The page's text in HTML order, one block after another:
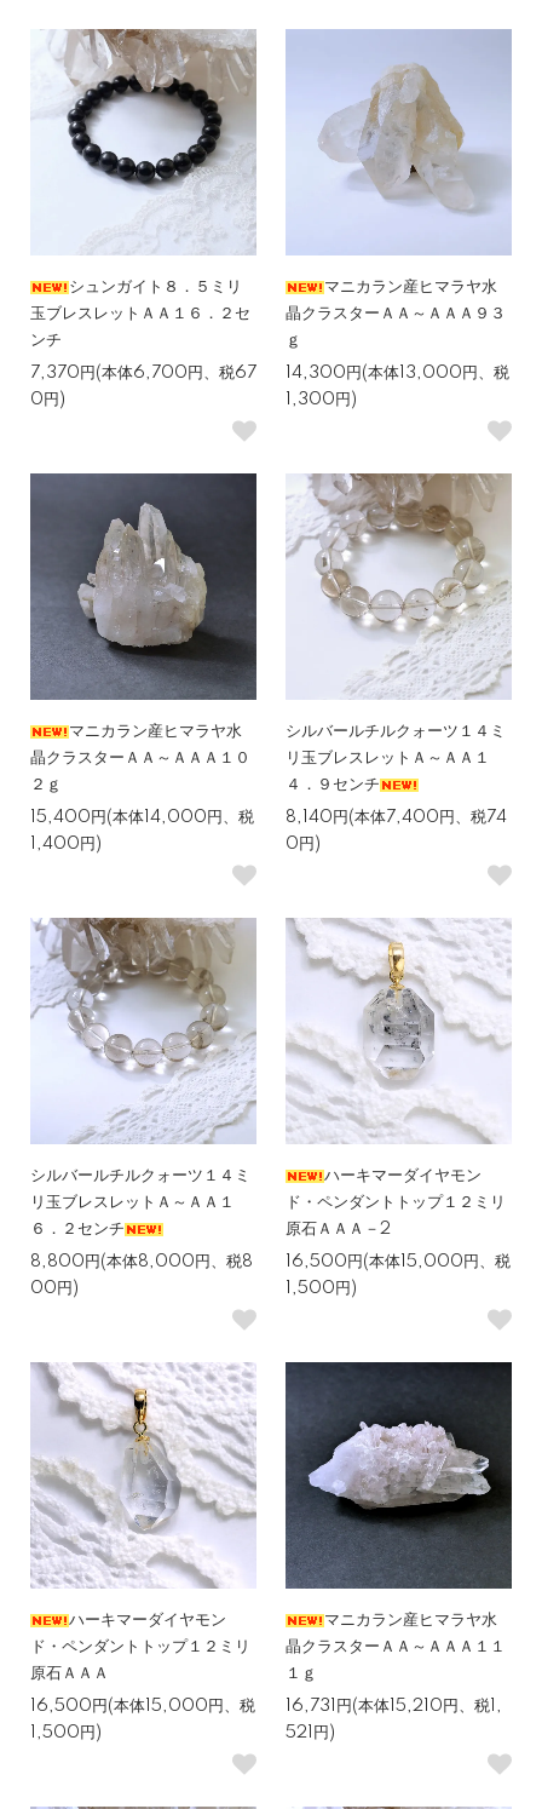
シュンガイト８．５ミリ
玉ブレスレットＡＡ１６．２セ
ンチ
7,370円(本体6,700円、税67
0円)
マニカラン産ヒマラヤ水
晶クラスターＡＡ～ＡＡＡ９３
ｇ
14,300円(本体13,000円、税
1,300円)
マニカラン産ヒマラヤ水
晶クラスターＡＡ～ＡＡＡ１０
２ｇ
15,400円(本体14,000円、税
1,400円)
シルバールチルクォーツ１４ミ
リ玉ブレスレットＡ～ＡＡ１
４．９センチ
8,140円(本体7,400円、税74
0円)
シルバールチルクォーツ１４ミ
リ玉ブレスレットＡ～ＡＡ１
６．２センチ
8,800円(本体8,000円、税8
00円)
ハーキマーダイヤモン
ド・ペンダントトップ１２ミリ
原石ＡＡＡ－2
16,500円(本体15,000円、税
1,500円)
ハーキマーダイヤモン
ド・ペンダントトップ１２ミリ
原石ＡＡＡ
16,500円(本体15,000円、税
1,500円)
マニカラン産ヒマラヤ水
晶クラスターＡＡ～ＡＡＡ１１
１ｇ
16,731円(本体15,210円、税1,
521円)